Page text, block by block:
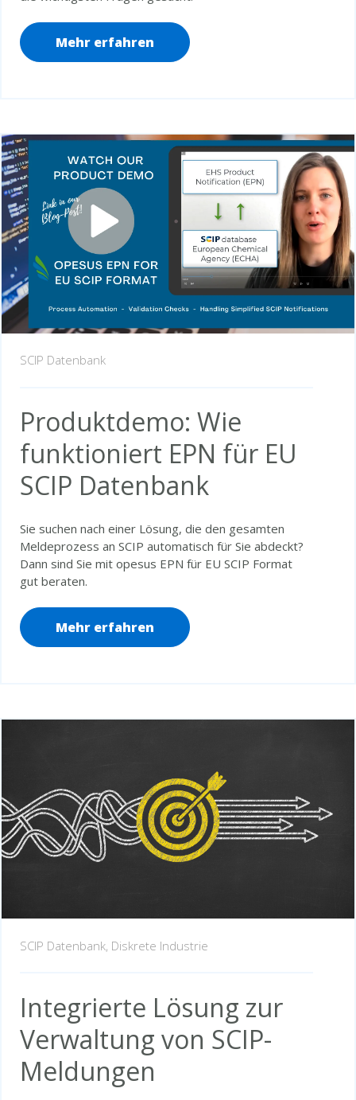
Mehr erfahren
SCIP Datenbank
Produktdemo: Wie
funktioniert EPN für EU
SCIP Datenbank
Sie suchen nach einer Lösung, die den gesamten
Meldeprozess an SCIP automatisch für Sie abdeckt?
Dann sind Sie mit opesus EPN für EU SCIP Format
gut beraten.
Mehr erfahren
SCIP Datenbank, Diskrete Industrie
Integrierte Lösung zur
Verwaltung von SCIP-
Meldungen